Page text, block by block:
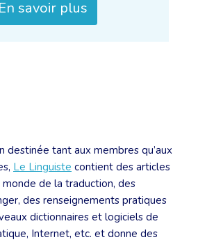
En savoir plus
destinée tant aux membres qu’aux
Le Linguiste contient des articles
de la traduction, des
des renseignements pratiques
dictionnaires et logiciels de
Internet, etc. et donne des